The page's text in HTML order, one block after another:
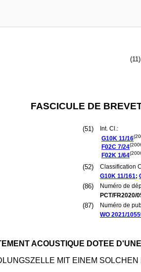
(11)
FASCICULE DE
(51)
Int. Cl.:
G10K 11/16
F02C 7/24
F02K 1/64
(52)
Classification
G10K 11/161;
(86)
Numéro de
PCT/FR2020/
(87)
Numéro de
WO 2021/
ACOUSTIQUE DOTEE
MIT EINEM SOLCHEN